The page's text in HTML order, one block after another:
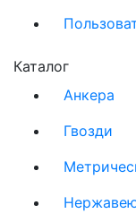
Каталог
Анкера
Гвозди